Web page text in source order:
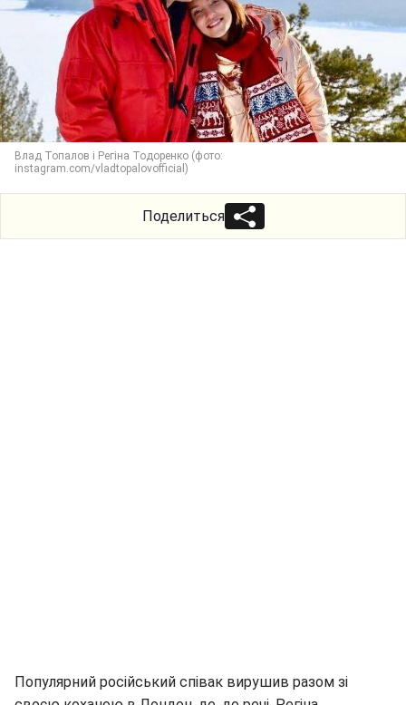
Влад Топалов і Регіна Тодоренко (фото:
instagram.com/vladtopalovofficial)
Поделиться
Популярний російський співак вирушив разом зі